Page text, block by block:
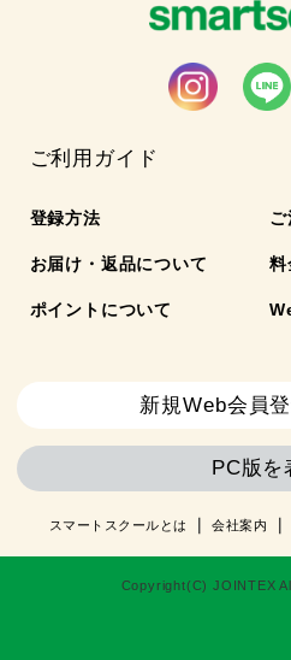
ご利用ガイド
登録方法 ご
お届け・返品について 料
ポイントについて
新規Web会員
PC版を
スマートスクールとは 会社案内
Copyright(C) JOINTEX